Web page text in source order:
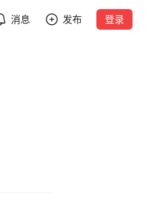
消息 发布 登录